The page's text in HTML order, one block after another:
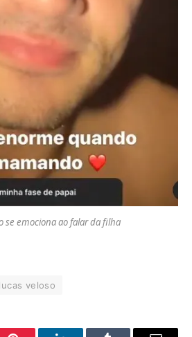
se emociona ao falar da filha
lucas veloso